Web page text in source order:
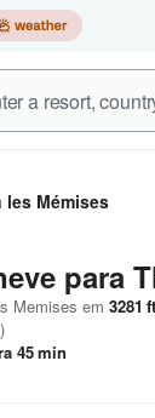
Mémises
para
Memises em 3281 ft
45min